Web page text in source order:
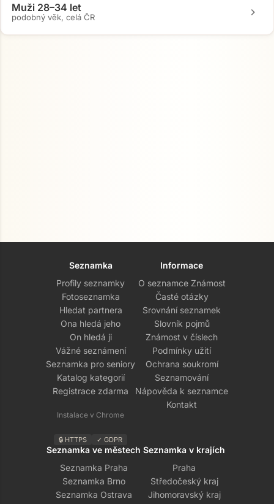
Muži 28–34 let
podobný věk, celá ČR chevron_right
Seznamka
Profily seznamky
Fotoseznamka
Hledat partnera
Ona hledá jeho
On hledá ji
Vážné seznámení
Seznamka pro seniory
Katalog kategorií
Registrace zdarma
Instalace v Chrome
🔒 HTTPS ✓ GDPR
Informace
O seznamce Známost
Časté otázky
Srovnání seznamek
Slovník pojmů
Známost v číslech
Podmínky užití
Ochrana soukromí
Seznamování
Nápověda k seznamce
Kontakt
Seznamka ve městech
Seznamka Praha
Seznamka Brno
Seznamka Ostrava
Seznamka v krajích
Praha
Středočeský kraj
Jihomoravský kraj